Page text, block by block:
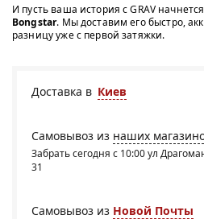
И пусть ваша история с GRAV
Bongstar. Мы доставим его быстро,
разницу уже с первой затяжки.
Доставка в Киев
Самовывоз из наших
Забрать сегодня с 10:00 ул
31
Самовывоз из Новой Почты